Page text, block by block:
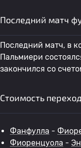
Последний матч
Последний матч, в
Пальмиери
закончился со
Стоимость
Фанфулла -
Фиоренцуола -